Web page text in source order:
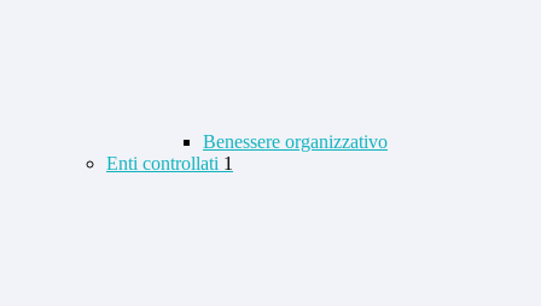
Benessere organizzativo
Enti controllati 1